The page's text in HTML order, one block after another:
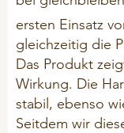
Hygiene
Mineralfutter
Picksteine/
Problemlöser
ersten Einsatz
gleichzeitig die
Das Produkt
Wirkung. Die
stabil, ebenso
Seitdem wir